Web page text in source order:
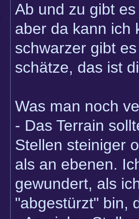
Ab und zu gibt
aber da kann ich
schwarzer gibt
schätze, das ist
Was man noch
- Das Terrain
Stellen steiniger
als an ebenen.
gewundert, als
"abgestürzt" bin,